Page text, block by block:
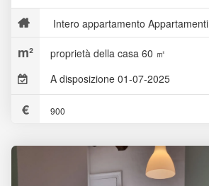
Intero appartamento Appartamenti
proprietà della casa 60 ㎡
A disposizione 01-07-2025
900